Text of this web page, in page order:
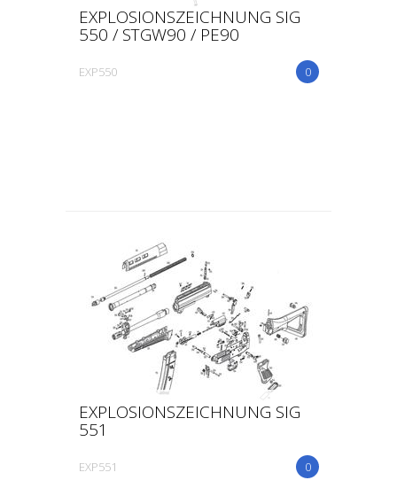
EXPLOSIONSZEICHNUNG SIG
550 / STGW90 / PE90
0
EXP550
EXPLOSIONSZEICHNUNG SIG
551
0
EXP551